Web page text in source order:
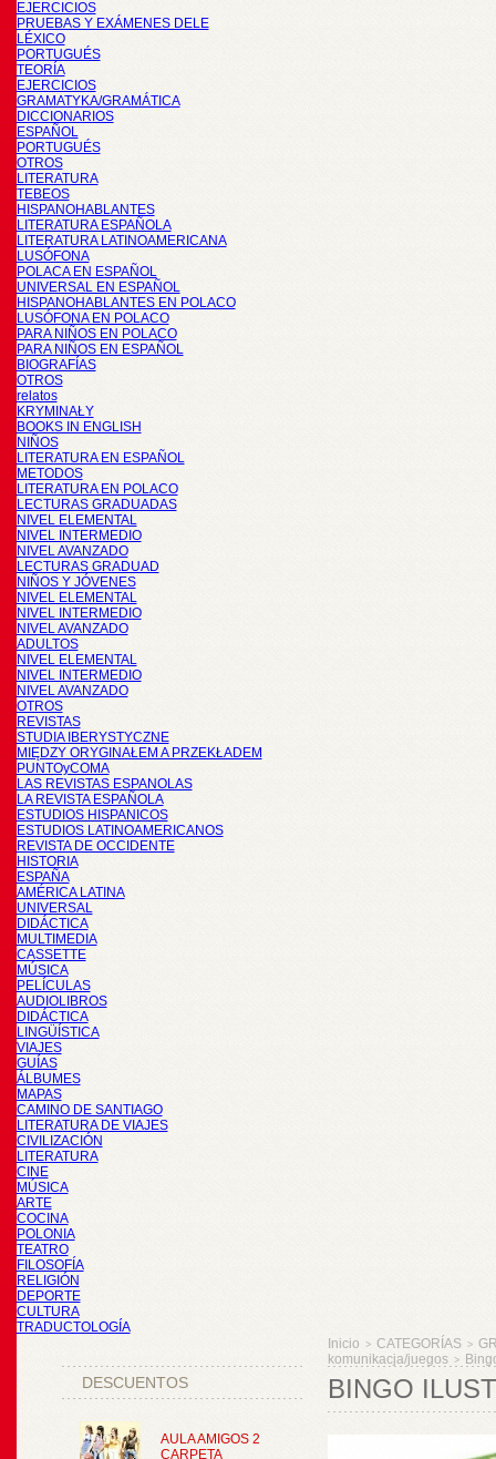
EJERCICIOS
PRUEBAS Y EXÁMENES DELE
LÉXICO
PORTUGUÉS
TEORÍA
EJERCICIOS
GRAMATYKA/GRAMÁTICA
DICCIONARIOS
ESPAÑOL
PORTUGUÉS
OTROS
LITERATURA
TEBEOS
HISPANOHABLANTES
LITERATURA ESPAÑOLA
LITERATURA LATINOAMERICANA
LUSÓFONA
POLACA EN ESPAÑOL
UNIVERSAL EN ESPAÑOL
HISPANOHABLANTES EN POLACO
LUSÓFONA EN POLACO
PARA NIÑOS EN POLACO
PARA NIÑOS EN ESPAÑOL
BIOGRAFÍAS
OTROS
relatos
KRYMINAŁY
BOOKS IN ENGLISH
NIÑOS
LITERATURA EN ESPAÑOL
METODOS
LITERATURA EN POLACO
LECTURAS GRADUADAS
NIVEL ELEMENTAL
NIVEL INTERMEDIO
NIVEL AVANZADO
LECTURAS GRADUAD
NIÑOS Y JÓVENES
NIVEL ELEMENTAL
NIVEL INTERMEDIO
NIVEL AVANZADO
ADULTOS
NIVEL ELEMENTAL
NIVEL INTERMEDIO
NIVEL AVANZADO
OTROS
REVISTAS
STUDIA IBERYSTYCZNE
MIĘDZY ORYGINAŁEM A PRZEKŁADEM
PUNTOyCOMA
LAS REVISTAS ESPANOLAS
LA REVISTA ESPAÑOLA
ESTUDIOS HISPANICOS
ESTUDIOS LATINOAMERICANOS
REVISTA DE OCCIDENTE
HISTORIA
ESPAÑA
AMÉRICA LATINA
UNIVERSAL
DIDÁCTICA
MULTIMEDIA
CASSETTE
MÚSICA
PELÍCULAS
AUDIOLIBROS
DIDÁCTICA
LINGÜÍSTICA
VIAJES
GUÍAS
ÁLBUMES
MAPAS
CAMINO DE SANTIAGO
LITERATURA DE VIAJES
CIVILIZACIÓN
LITERATURA
CINE
MÚSICA
ARTE
COCINA
POLONIA
TEATRO
FILOSOFÍA
RELIGIÓN
DEPORTE
CULTURA
TRADUCTOLOGÍA
DESCUENTOS
AULA AMIGOS 2
CARPETA
Inicio > CATEGORÍAS >
komunikacja/juegos >
BINGO